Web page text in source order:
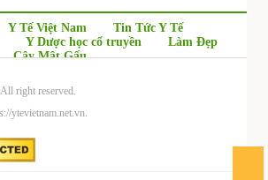
Y Tế Việt Nam
Tin Tức Y Tế
Y Dược học cổ truyền
Làm Đẹp
Cây Mật Gấu
right reserved.
ytevietnam.net.vn.